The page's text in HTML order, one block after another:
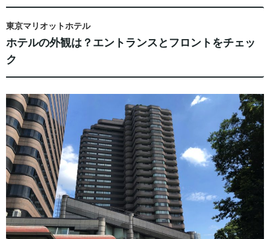
東京マリオットホテル
ホテルの外観は？エントランスとフロントをチェッ
ク